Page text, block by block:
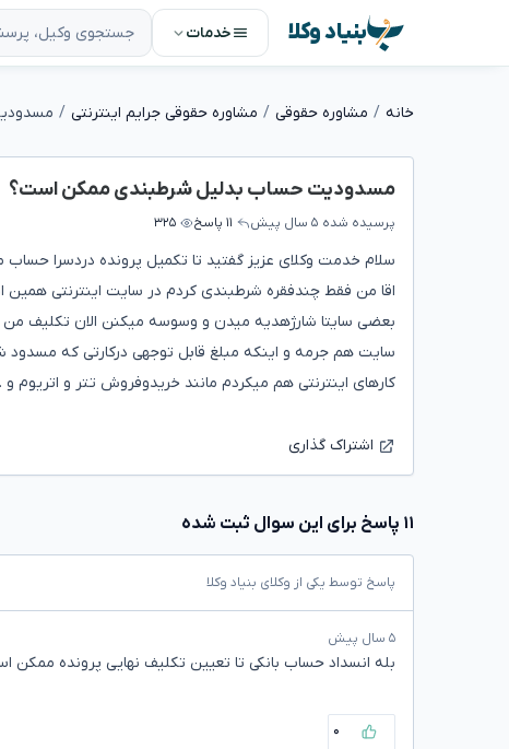
بنیاد وکلا خدمات
خانه مشاوره حقوقی مشاوره حقوقی جرایم اینترنتی
مسدودیت حساب بدلیل شرطبندی ممکن است؟
پرسیده شده ۵ سال پیش ۱۱ پاسخ ۳۲۵
سلام خدمت وکلای عزیز گفتید تا تکمیل پرونده دردسرا
اقا من فقط چندفقره شرطبندی کردم در سایت اینترنتی همین
بعضی سایتا شارژهدیه میدن و وسوسه میکنن الان تکلیف
سایت هم جرمه و اینکه مبلغ قابل توجهی درکارتی که
کارهای اینترنتی هم میکردم مانند خریدوفروش تتر و اتریوم
اشتراک گذاری
۱۱ پاسخ برای این سوال ثبت شده
پاسخ توسط یکی از وکلای بنیاد وکلا
۵ سال پیش
بله انسداد حساب بانکی تا تعیین تکلیف نهایی پرونده ممکن
۰